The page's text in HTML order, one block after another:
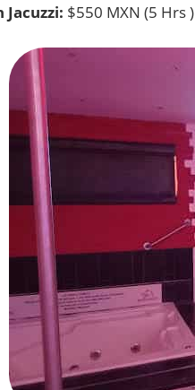
$550 MXN (5 Hrs )